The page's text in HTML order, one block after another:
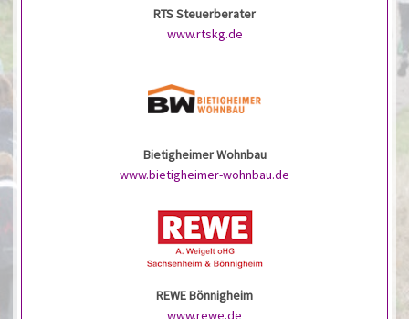
RTS Steuerberater
www.rtskg.de
Bietigheimer Wohnbau
www.bietigheimer-wohnbau.de
REWE Bönnigheim
www.rewe.de